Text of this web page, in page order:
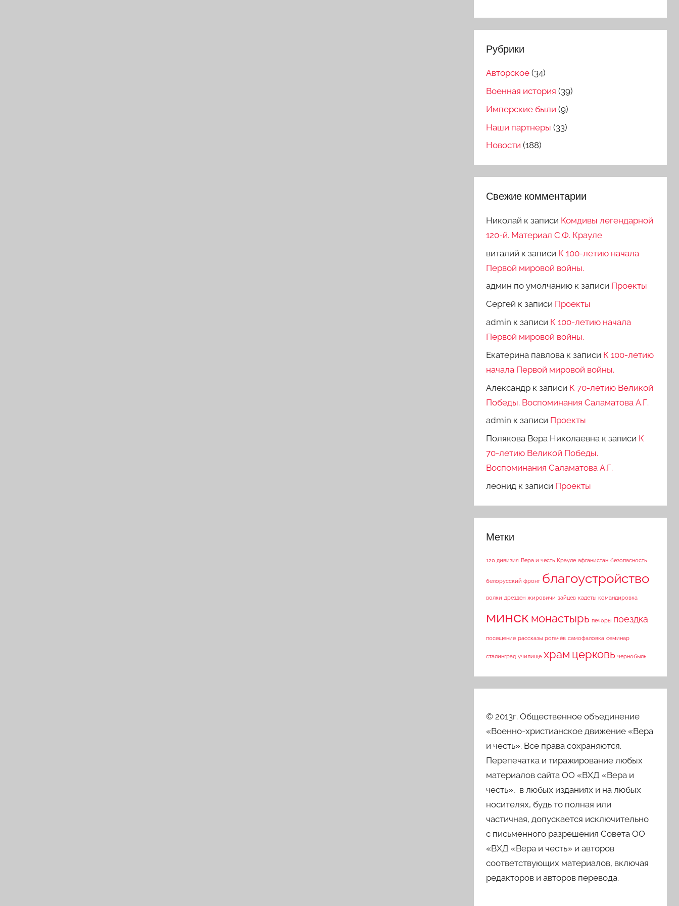
Рубрики
Авторское (34)
Военная история (39)
Имперские были (9)
Наши партнеры (33)
Новости (188)
Свежие комментарии
Николай к записи Комдивы легендарной
120-й. Материал С.Ф. Крауле
виталий к записи К 100-летию начала
Первой мировой войны.
админ по умолчанию к записи Проекты
Сергей к записи Проекты
admin к записи К 100-летию начала
Первой мировой войны.
Екатерина павлова к записи К 100-летию
начала Первой мировой войны.
Александр к записи К 70-летию Великой
Победы. Воспоминания Саламатова А.Г.
admin к записи Проекты
Полякова Вера Николаевна к записи К
70-летию Великой Победы.
Воспоминания Саламатова А.Г.
леонид к записи Проекты
Метки
120 дивизия Вера и честь Крауле афганистан безопасность
белорусский фронт благоустройство
волки дрезден жировичи зайцев кадеты командировка
минск монастырь печоры поездка
посещение рассказы рогачёв самофаловка семинар
сталинград училище храм церковь чернобыль
© 2013г. Общественное объединение
«Военно-христианское движение «Вера
и честь». Все права сохраняются.
Перепечатка и тиражирование любых
материалов сайта ОО «ВХД «Вера и
честь», в любых изданиях и на любых
носителях, будь то полная или
частичная, допускается исключительно
с письменного разрешения Совета ОО
«ВХД «Вера и честь» и авторов
соответствующих материалов, включая
редакторов и авторов перевода.